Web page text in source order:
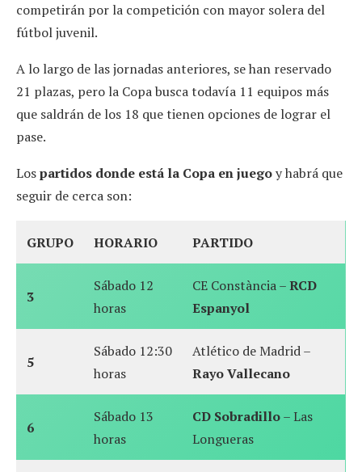
competirán por la competición con mayor solera del
fútbol juvenil.
A lo largo de las jornadas anteriores, se han reservado
21 plazas, pero la Copa busca todavía 11 equipos más
que saldrán de los 18 que tienen opciones de lograr el
pase.
Lospartidos donde está la Copa en juegoy habrá que
seguir de cerca son:
GRUPO HORARIO PARTIDO
3
Sábado 12
horas
CE Constància –RCD
Espanyol
5
Sábado 12:30
horas
Atlético de Madrid –
Rayo Vallecano
6
Sábado 13
horas
CD Sobradillo– Las
Longueras